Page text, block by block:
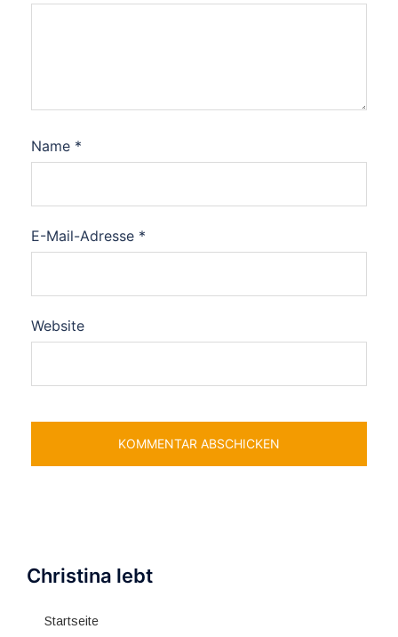
Name *
E-Mail-Adresse *
Website
Christina lebt
Startseite